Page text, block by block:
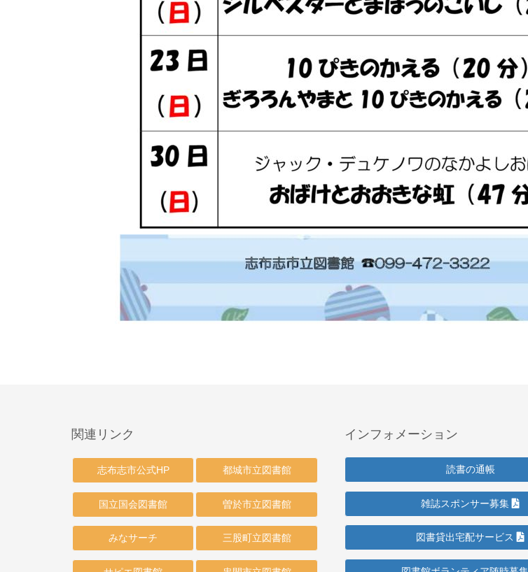
関連リンク
志布志市公式HP
国立国会図書館
みなサーチ
都城市立図書館
曽於市立図書館
三股町立図書館
インフォメーション
読書の通帳
雑誌スポンサー募集
図書貸出宅配サービス